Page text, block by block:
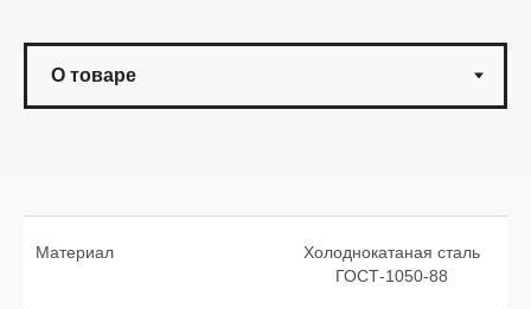
Материал
Холоднокатаная сталь
ГОСТ-1050-88